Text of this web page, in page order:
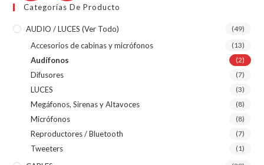
Categorías De Producto
AUDIO / LUCES (ver Todo) (49)
Accesorios de cabinas y micrófonos (13)
Audífonos (2)
Difusores (7)
LUCES (3)
Megáfonos, Sirenas y Altavoces (8)
Micrófonos (8)
Reproductores / Bluetooth (7)
Tweeters (1)